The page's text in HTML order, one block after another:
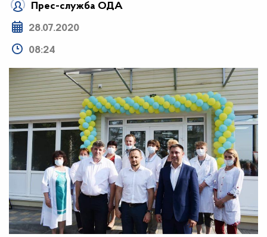
Прес-служба ОДА
28.07.2020
08:24